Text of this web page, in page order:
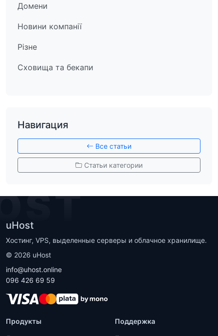
Домени
Новини компанії
Різне
Сховища та бекапи
Навигация
Все статьи
Статьи категории
uHost
Хостинг, VPS, выделенные серверы и облачное хранилище.
© 2026 uHost
info@uhost.online
096 426 69 59
Продукты Поддержка